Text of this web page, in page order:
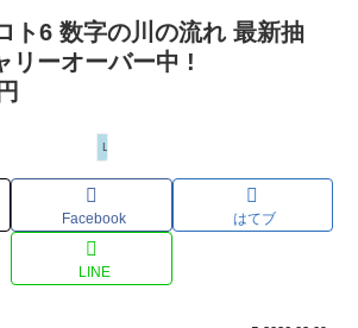
ト6 数字の川の流れ 最新抽
リーオーバー中 !
Loto
Facebook はてブ
LINE